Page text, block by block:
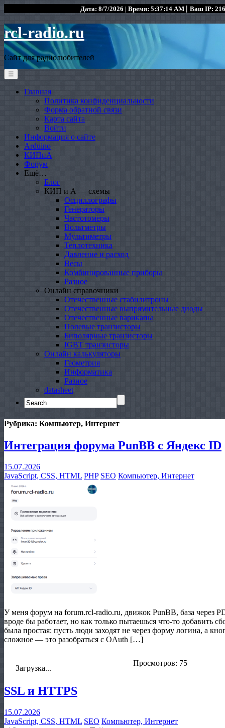
Дата: 8/7/2026 | Время: 5:37:14 AM | Ваш IP:
rcl-radio.ru
Сайт для радиолюбителей
☰
Главная
Политика конфиденциальности
Форма обратной связи
Карта сайта
Войти
Информация о сайте
Arduino
КИПиА
Форум
Ещё…
Блог
КИП и А — схемы
Осциллографы
Генераторы
Частотомеры
Вольтметры
Мультиметры
Теплотехника
Давление и расход
Весы
Комбинированные приборы
Разное
Онлайн справочники
Отечественные стабилитроны
Отечественные выпрямительные диоды
Отечественные варикапы
Полевые транзисторы
Биполярные транзисторы
IGBT транзисторы
Онлайн калькуляторы
Геометрия
Информатика
Разное
datasheet
Search
for:
Рубрика: Компьютер, Интернет
Интеграция форума PunBB с Яндекс ID
15.07.2026
JavaScript, CSS, HTML PHP SEO Компьютер, Интернет
У меня форум на forum.rcl-radio.ru, движок PunBB, база через
вроде бы работает, но как только пытаешься что-то добавить
была простая: пусть люди заходят не через форму логина, а
сложное — это разобраться с OAuth […]
Загрузка...
Просмотров: 75
SSL и HTTPS
15.07.2026
JavaScript, CSS, HTML SEO Компьютер, Интернет